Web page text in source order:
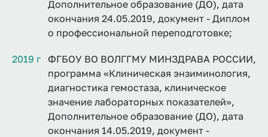
Дополнительное образование (ДО), дата
окончания 24.05.2019, документ - Диплом
о профессиональной переподготовке;
2019 г
ФГБОУ ВО ВОЛГГМУ МИНЗДРАВА РОССИИ,
программа «Клиническая энзиминология,
диагностика гемостаза, клиническое
значение лабораторных показателей»,
Дополнительное образование (ДО), дата
окончания 14.05.2019, документ -